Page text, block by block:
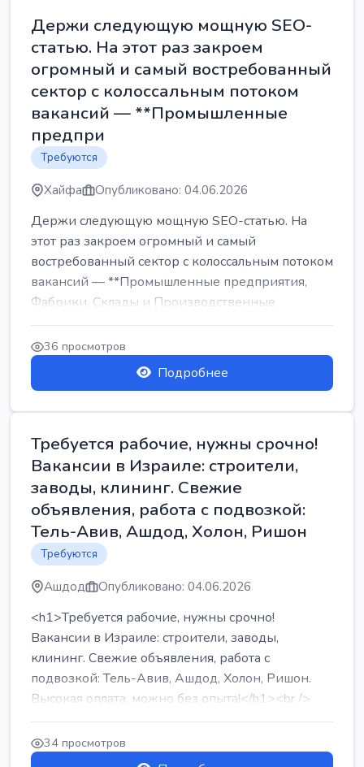
Держи следующую мощную SEO-
статью. На этот раз закроем
огромный и самый востребованный
сектор с колоссальным потоком
вакансий — **Промышленные
предпри
Требуются
Хайфа Опубликовано: 04.06.2026
Держи следующую мощную SEO-статью. На
этот раз закроем огромный и самый
востребованный сектор с колоссальным потоком
вакансий — **Промышленные предприятия,
Фабрики, Склады и Производственные
заводы** ...
36 просмотров
Подробнее
Требуется рабочие, нужны срочно!
Вакансии в Израиле: строители,
заводы, клининг. Свежие
объявления, работа с подвозкой:
Тель-Авив, Ашдод, Холон, Ришон
Требуются
Ашдод Опубликовано: 04.06.2026
<h1>Требуется рабочие, нужны срочно!
Вакансии в Израиле: строители, заводы,
клининг. Свежие объявления, работа с
подвозкой: Тель-Авив, Ашдод, Холон, Ришон.
Высокая оплата, можно без опыта!</h1><br />
...
34 просмотров